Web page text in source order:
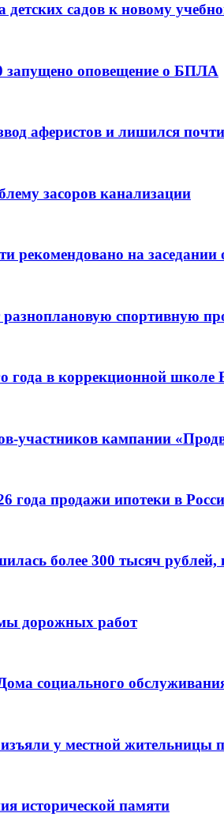
садов к новому
запущено оповещение о БПЛА
аферистов и лишился
засоров канализации
рекомендовано на
спортивную
года в коррекционной
участников кампании
года продажи ипотеки в
более 300 тысяч
дорожных работ
социального
у местной жительницы
исторической памяти